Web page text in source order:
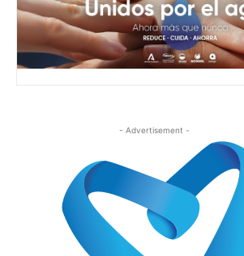
- Advertisement -